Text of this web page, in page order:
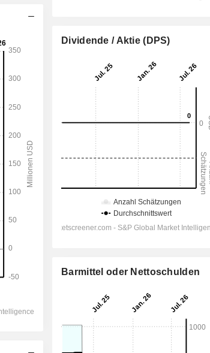
Dividende / Aktie (DPS)
Barmittel oder Nettoschulden